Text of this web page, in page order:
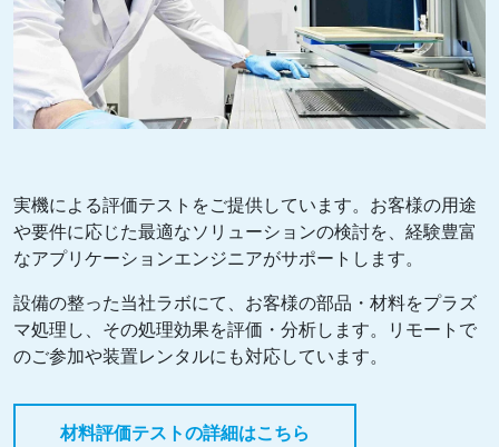
実機による評価テストをご提供しています。お客様の用途
や要件に応じた最適なソリューションの検討を、経験豊富
なアプリケーションエンジニアがサポートします。
設備の整った当社ラボにて、お客様の部品・材料をプラズ
マ処理し、その処理効果を評価・分析します。リモートで
のご参加や装置レンタルにも対応しています。
材料評価テストの詳細はこちら